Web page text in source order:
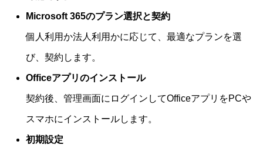
Microsoft 365のプラン選択と契約
個人利用か法人利用かに応じて、最適なプランを選
び、契約します。
Officeアプリのインストール
契約後、管理画面にログインしてOfficeアプリをPCや
スマホにインストールします。
初期設定